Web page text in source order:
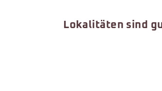
Lokalitäten sind